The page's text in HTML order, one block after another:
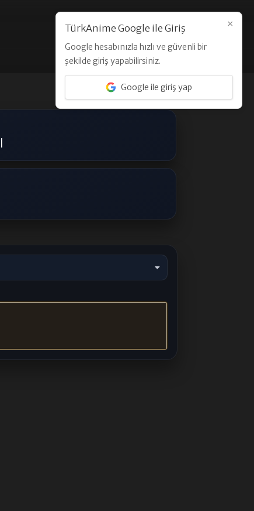
Üye Ol Giriş Yap
×
TürkAnime Google ile Giriş
Google hesabınızla hızlı ve güvenli bir
şekilde giriş yapabilirsiniz.
Google ile giriş yap